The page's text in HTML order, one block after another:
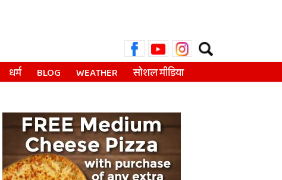
Search
for:
धर्म BLOG WEATHER सोशल मीडिया